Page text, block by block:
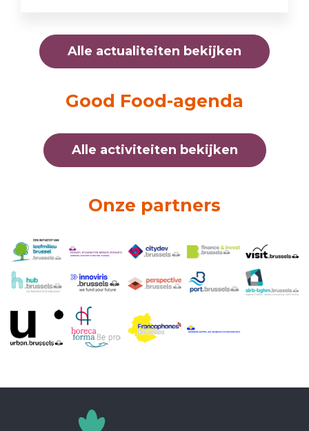
Alle actualiteiten bekijken
Good Food-agenda
Alle activiteiten bekijken
Onze partners